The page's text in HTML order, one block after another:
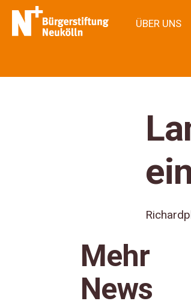
ÜBER UNS
Mehr
News